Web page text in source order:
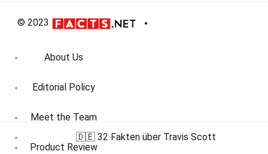
© 2023
About Us
Editorial Policy
Meet the Team
Product Review
🇩🇪 32 Fakten über Travis Scott